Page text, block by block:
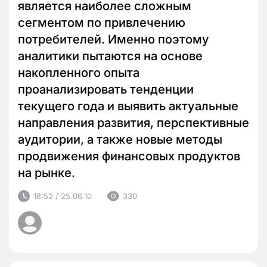
является наиболее сложным
сегментом по привлечению
потребителей. Именно поэтому
аналитики пытаются на основе
накопленного опыта
проанализировать тенденции
текущего года и выявить актуальные
направления развития, перспективные
аудитории, а также новые методы
продвижения финансовых продуктов
на рынке.
18:52 / 25.06.10 330